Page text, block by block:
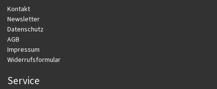
Kontakt
Newsletter
Datenschutz
AGB
Impressum
Widerrufsformular
Service